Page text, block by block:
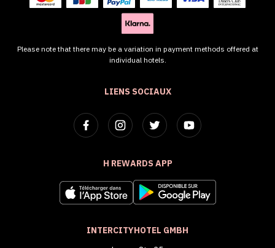
LIENS SOCIAUX
H REWARDS APP
INTERCITYHOTEL GMBH
Please note that there may be a variation in payment methods offered at
individual hotels.